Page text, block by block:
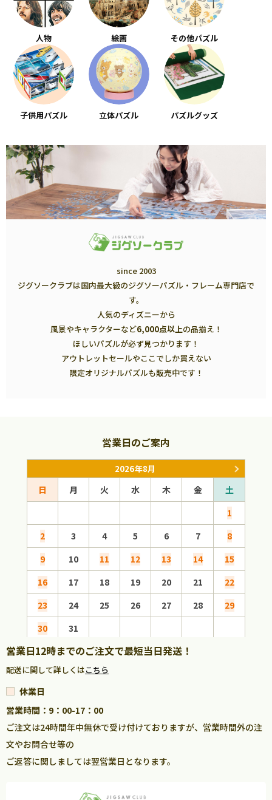
人物 絵画 その他パズル
子供用パズル 立体パズル パズルグッズ
since 2003
ジグソークラブは国内最大級のジグソーパズル・フレーム専門店で
す。
人気のディズニーから
風景やキャラクターなど6,000点以上の品揃え！
ほしいパズルが必ず見つかります！
アウトレットセールやここでしか買えない
限定オリジナルパズルも販売中です！
営業日のご案内
2026年8月
日 月 火 水 木 金
土
1
2
3 4 5 6 7
8
9
10 11 12 13 14
15
16
17 18 19 20 21
22
23
24 25 26 27 28
29
30
31
営業日12時までのご注文で最短当日発送！
配送に関して詳しくはこちら
休業日
営業時間：9：00-17：00
ご注文は24時間年中無休で受け付けておりますが、営業時間外の注
文やお問合せ等の
ご返答に関しましては翌営業日となります。